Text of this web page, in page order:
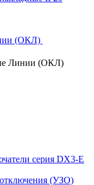
(ОКЛ)
Линии (ОКЛ)
серия DX3-E
(УЗО)